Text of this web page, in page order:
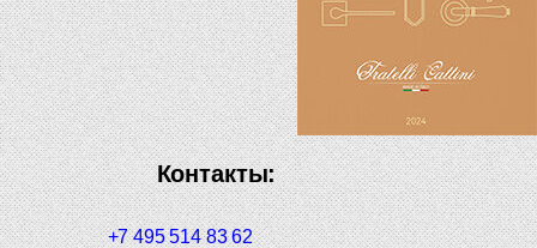
Контакты:
+7 495 514 83 62